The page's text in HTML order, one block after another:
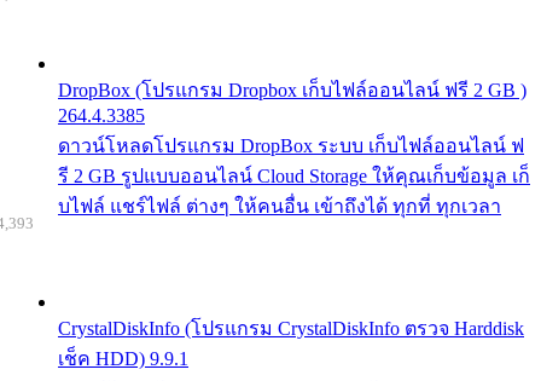
DropBox (โปรแกรม Dropbox เก็บไฟล์ออนไลน์ ฟรี 2 GB )
264.4.3385
ดาวน์โหลดโปรแกรม DropBox ระบบ เก็บไฟล์ออนไลน์ ฟ
รี 2 GB รูปแบบออนไลน์ Cloud Storage ให้คุณเก็บข้อมูล เก็
บไฟล์ แชร์ไฟล์ ต่างๆ ให้คนอื่น เข้าถึงได้ ทุกที่ ทุกเวลา
CrystalDiskInfo (โปรแกรม CrystalDiskInfo ตรวจ Harddisk
เช็ค HDD) 9.9.1